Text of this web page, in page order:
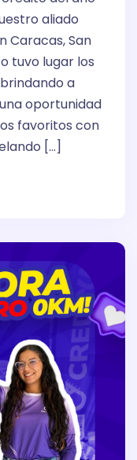
aliado
Caracas, San
tuvo lugar los
a
oportunidad
favoritos con
[…]